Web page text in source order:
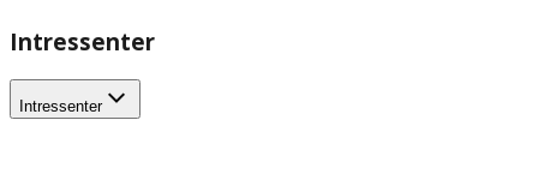
Intressenter
Intressenter